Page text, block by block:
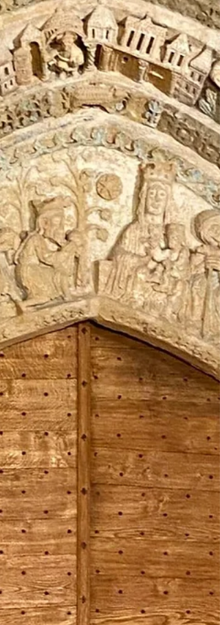
Centre culturel de Léon, 19 mars 2022 Amours
interdits ou leçons de séduction, la passion a
en coulisse… Et quand le ténor et la...